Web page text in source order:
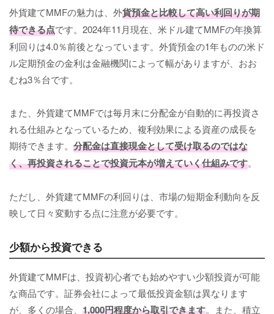
外貨建てMMFの魅力は、外貨預金と比較して高い利回りが期
待できる点です。2024年11月現在、米ドル建てMMFの年換算
利回りは4.0％前後となっています。外貨預金の1年ものの米ド
ル定期預金の金利は金融機関によって幅がありますが、おお
むね3％台です。
また、外貨建てMMFでは毎月末に分配金が自動的に再投資さ
れる仕組みとなっているため、複利効果による資産の成長を
期待できます。 分配金は直接現金として受け取るのではな
く、再投資されることで投資元本が増えていく仕組みです。
ただし、外貨建てMMFの利回りは、市場の短期金利動向を反
映して日々変動する点に注意が必要です。
少額から投資できる
外貨建てMMFは、投資初心者でも始めやすい少額投資が可能
な商品です。証券会社によって最低投資金額は異なります
が、多くの場合、 1,000円程度から取引できます。また、積立